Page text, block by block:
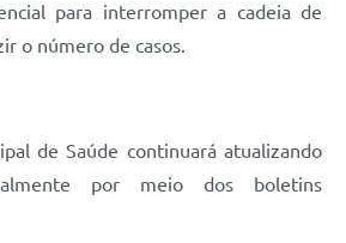
para interromper a cadeia de
o número de casos.
de Saúde continuará atualizando
por meio dos boletins